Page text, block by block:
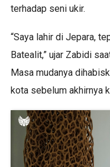
terhadap seni ukir.
“Saya lahir di Jepara,
Batealit,” ujar Zabidi
Masa mudanya
kota sebelum akhirnya